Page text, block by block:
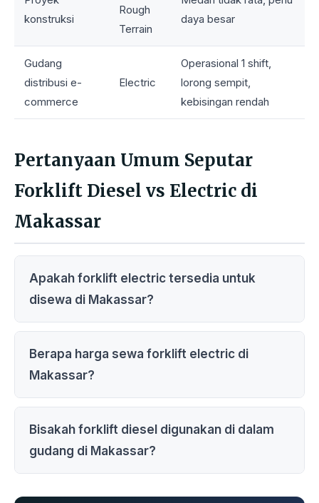
konstruksi
Rough
Terrain
daya besar
Gudang
distribusi e-
commerce
Electric
Operasional 1 shift,
lorong sempit,
kebisingan rendah
Pertanyaan Umum Seputar
Forklift Diesel vs Electric di
Makassar
Apakah forklift electric tersedia untuk
disewa di Makassar?
Berapa harga sewa forklift electric di
Makassar?
Bisakah forklift diesel digunakan di dalam
gudang di Makassar?